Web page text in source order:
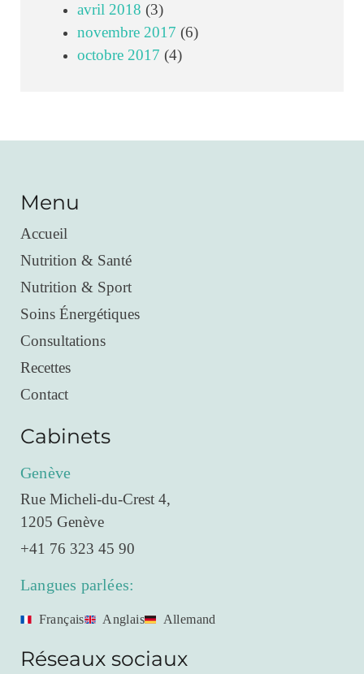
avril 2018 (3)
novembre 2017 (6)
octobre 2017 (4)
Menu
Accueil
Nutrition & Santé
Nutrition & Sport
Soins Énergétiques
Consultations
Recettes
Contact
Cabinets
Genève
Rue Micheli-du-Crest 4,
1205 Genève
+41 76 323 45 90
Langues parlées:
Français Anglais Allemand
Réseaux sociaux